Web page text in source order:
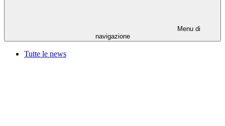
Menu di
navigazione
Tutte le news